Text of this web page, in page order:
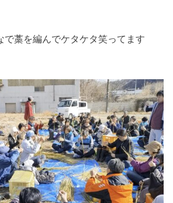
で藁を編んでケタケタ笑ってます